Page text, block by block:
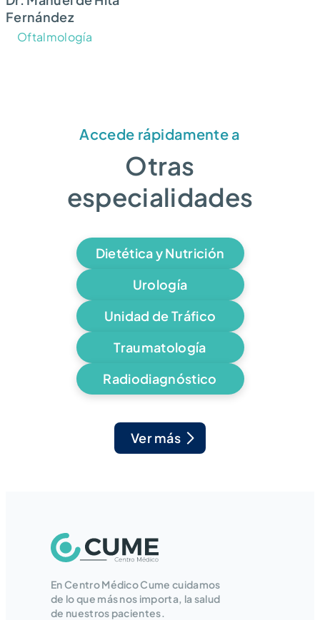
Fernández
Oftalmología
Accede rápidamente a
Otras
especialidades
Dietética y Nutrición
Urología
Unidad de Tráfico
Traumatología
Radiodiagnóstico
Ver más
En Centro Médico Cume cuidamos
de lo que más nos importa, la salud
de nuestros pacientes.